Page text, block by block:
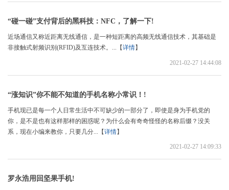
“碰一碰”支付背后的黑科技：NFC，了解一下!
近场通信又称近距离无线通信，是一种短距离的高频无线通信技术，其基础是
非接触式射频识别(RFID)及互连技术。...【详情】
2021-02-27 14:44:08
“涨知识”你不能不知道的手机名称小常识！!
手机现已是每一个人日常生活中不可缺少的一部分了，即使是身为手机党的
你，是不是也有这样那样的困惑呢？为什么会有奇奇怪怪的名称后缀？没关
系，现在小编来教你，只要几分...【详情】
2021-02-27 14:09:33
罗永浩用回坚果手机!